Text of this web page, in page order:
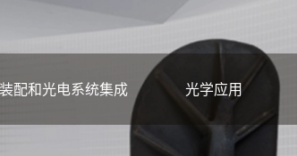
配和光电系统集成 光学应用